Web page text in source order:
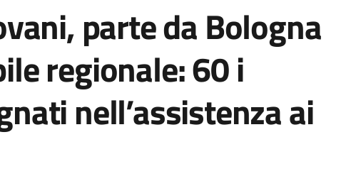
parte da Bologna
regionale: 60 i
nell’assistenza ai